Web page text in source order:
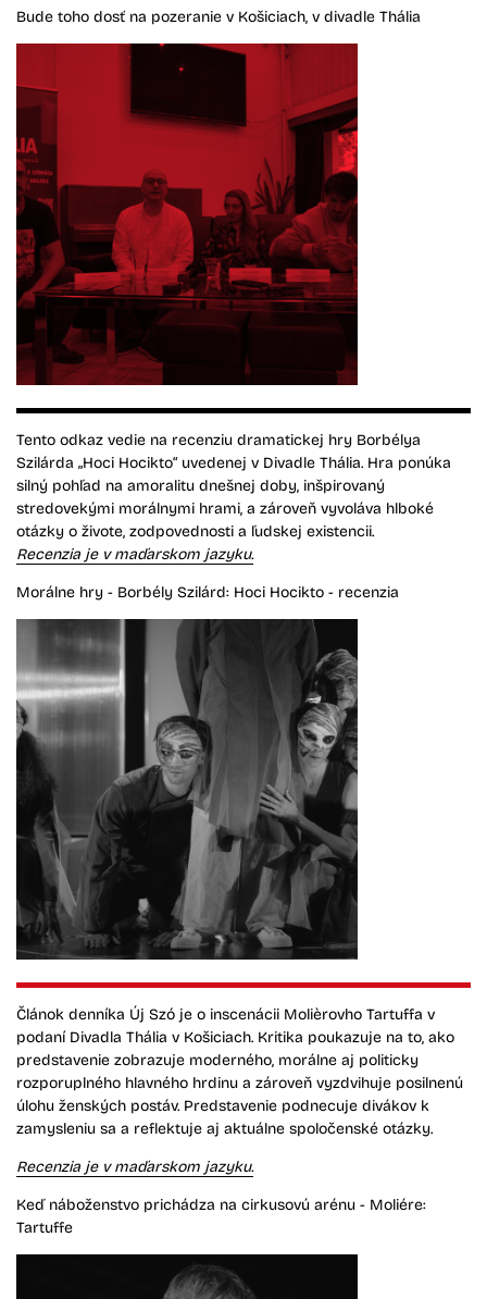
Bude toho dosť na pozeranie v Košiciach, v divadle Thália
Tento odkaz vedie na recenziu dramatickej hry Borbélya
Szilárda „Hoci Hocikto“ uvedenej v Divadle Thália. Hra ponúka
silný pohľad na amoralitu dnešnej doby, inšpirovaný
stredovekými morálnymi hrami, a zároveň vyvoláva hlboké
otázky o živote, zodpovednosti a ľudskej existencii.
Recenzia je v maďarskom jazyku.
Morálne hry - Borbély Szilárd: Hoci Hocikto - recenzia
Článok denníka Új Szó je o inscenácii Molièrovho Tartuffa v
podaní Divadla Thália v Košiciach. Kritika poukazuje na to, ako
predstavenie zobrazuje moderného, morálne aj politicky
rozporuplného hlavného hrdinu a zároveň vyzdvihuje posilnenú
úlohu ženských postáv. Predstavenie podnecuje divákov k
zamysleniu sa a reflektuje aj aktuálne spoločenské otázky.
Recenzia je v maďarskom jazyku.
Keď náboženstvo prichádza na cirkusovú arénu - Moliére:
Tartuffe